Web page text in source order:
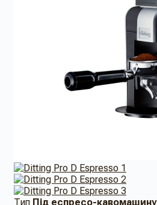
Тип Під еспресо-кавомашину